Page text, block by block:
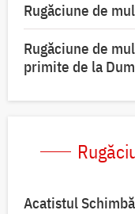
Rugăciune de
Rugăciune de
primite de la
Acatistul